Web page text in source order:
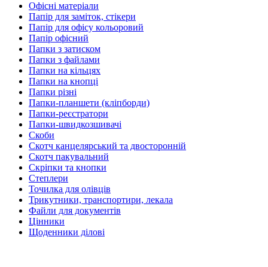
Офісні матеріали
Папір для заміток, стікери
Папір для офісу кольоровий
Папір офісний
Папки з затиском
Папки з файлами
Папки на кільцях
Папки на кнопці
Папки різні
Папки-планшети (кліпборди)
Папки-реєстратори
Папки-швидкозшивачі
Скоби
Скотч канцелярський та двосторонній
Скотч пакувальний
Скріпки та кнопки
Степлери
Точилка для олівців
Трикутники, транспортири, лекала
Файли для документів
Цінники
Щоденники ділові